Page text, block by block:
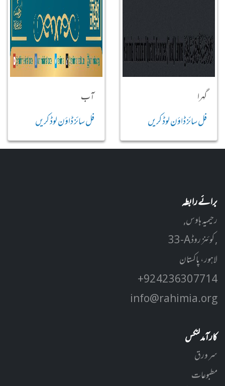
گہرا
فل سائز ڈاؤن لوڈ کریں
آب
فل سائز ڈاؤن لوڈ کریں
برائے رابطہ
رحیمیہ ہاوس,
33-A کوئنز روڈ ,
لاہور، پاکستان
+92 42 3630 7714
info@rahimia.org
کارآمد لنکس
سر ورق
مطبوعات